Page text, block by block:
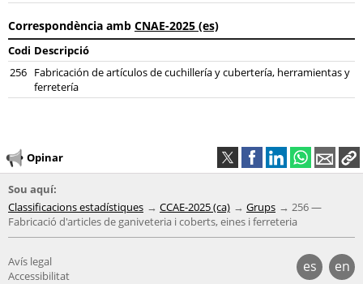
Correspondència amb CNAE-2025 (es)
Codi Descripció
256 Fabricación de artículos de cuchillería y cubertería, herramientas y
ferretería
Opinar
Sou aquí:
Classificacions estadístiques
CCAE-2025 (ca) Grups
256 —
Fabricació d'articles de ganiveteria i coberts, eines i ferreteria
es en
Avís legal
Accessibilitat